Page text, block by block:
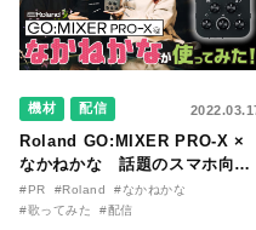
機材 配信
Roland GO:MIXER PRO-X ×
なかねかな 話題のスマホ向け
オーディオ・ミキサーを使っ
て、“TikTok流行語大賞アーテ
#PR #Roland
#なかねかな
#歌ってみた
#配信